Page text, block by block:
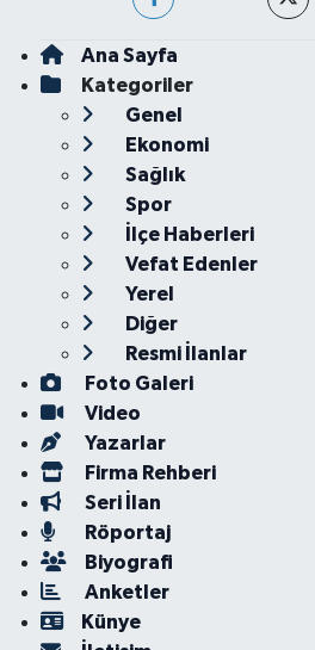
Ana Sayfa
Kategoriler
Genel
Ekonomi
Sağlık
Spor
İlçe Haberleri
Vefat Edenler
Yerel
Diğer
Resmi İlanlar
Foto Galeri
Video
Yazarlar
Firma Rehberi
Seri İlan
Röportaj
Biyografi
Anketler
Künye